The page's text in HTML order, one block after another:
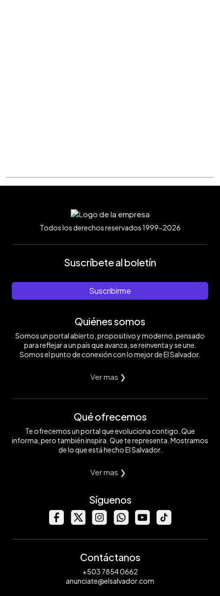
Todos los derechos reservados 1999-2026
Suscríbete al boletín
Suscribirme
Quiénes somos
Somos un portal abierto, propositivo y moderno, pensado
para reflejar a un país que avanza, se reinventa y se une.
Somos el punto de conexión con lo mejor de El Salvador.
Ver mas ❯
Qué ofrecemos
Te ofrecemos un portal que evoluciona contigo. Que
informa, pero también inspira. Que te representa. Mostramos
de lo que está hecho El Salvador.
Ver mas ❯
Síguenos
Contáctanos
+503 7854 0662
anunciate@elsalvador.com